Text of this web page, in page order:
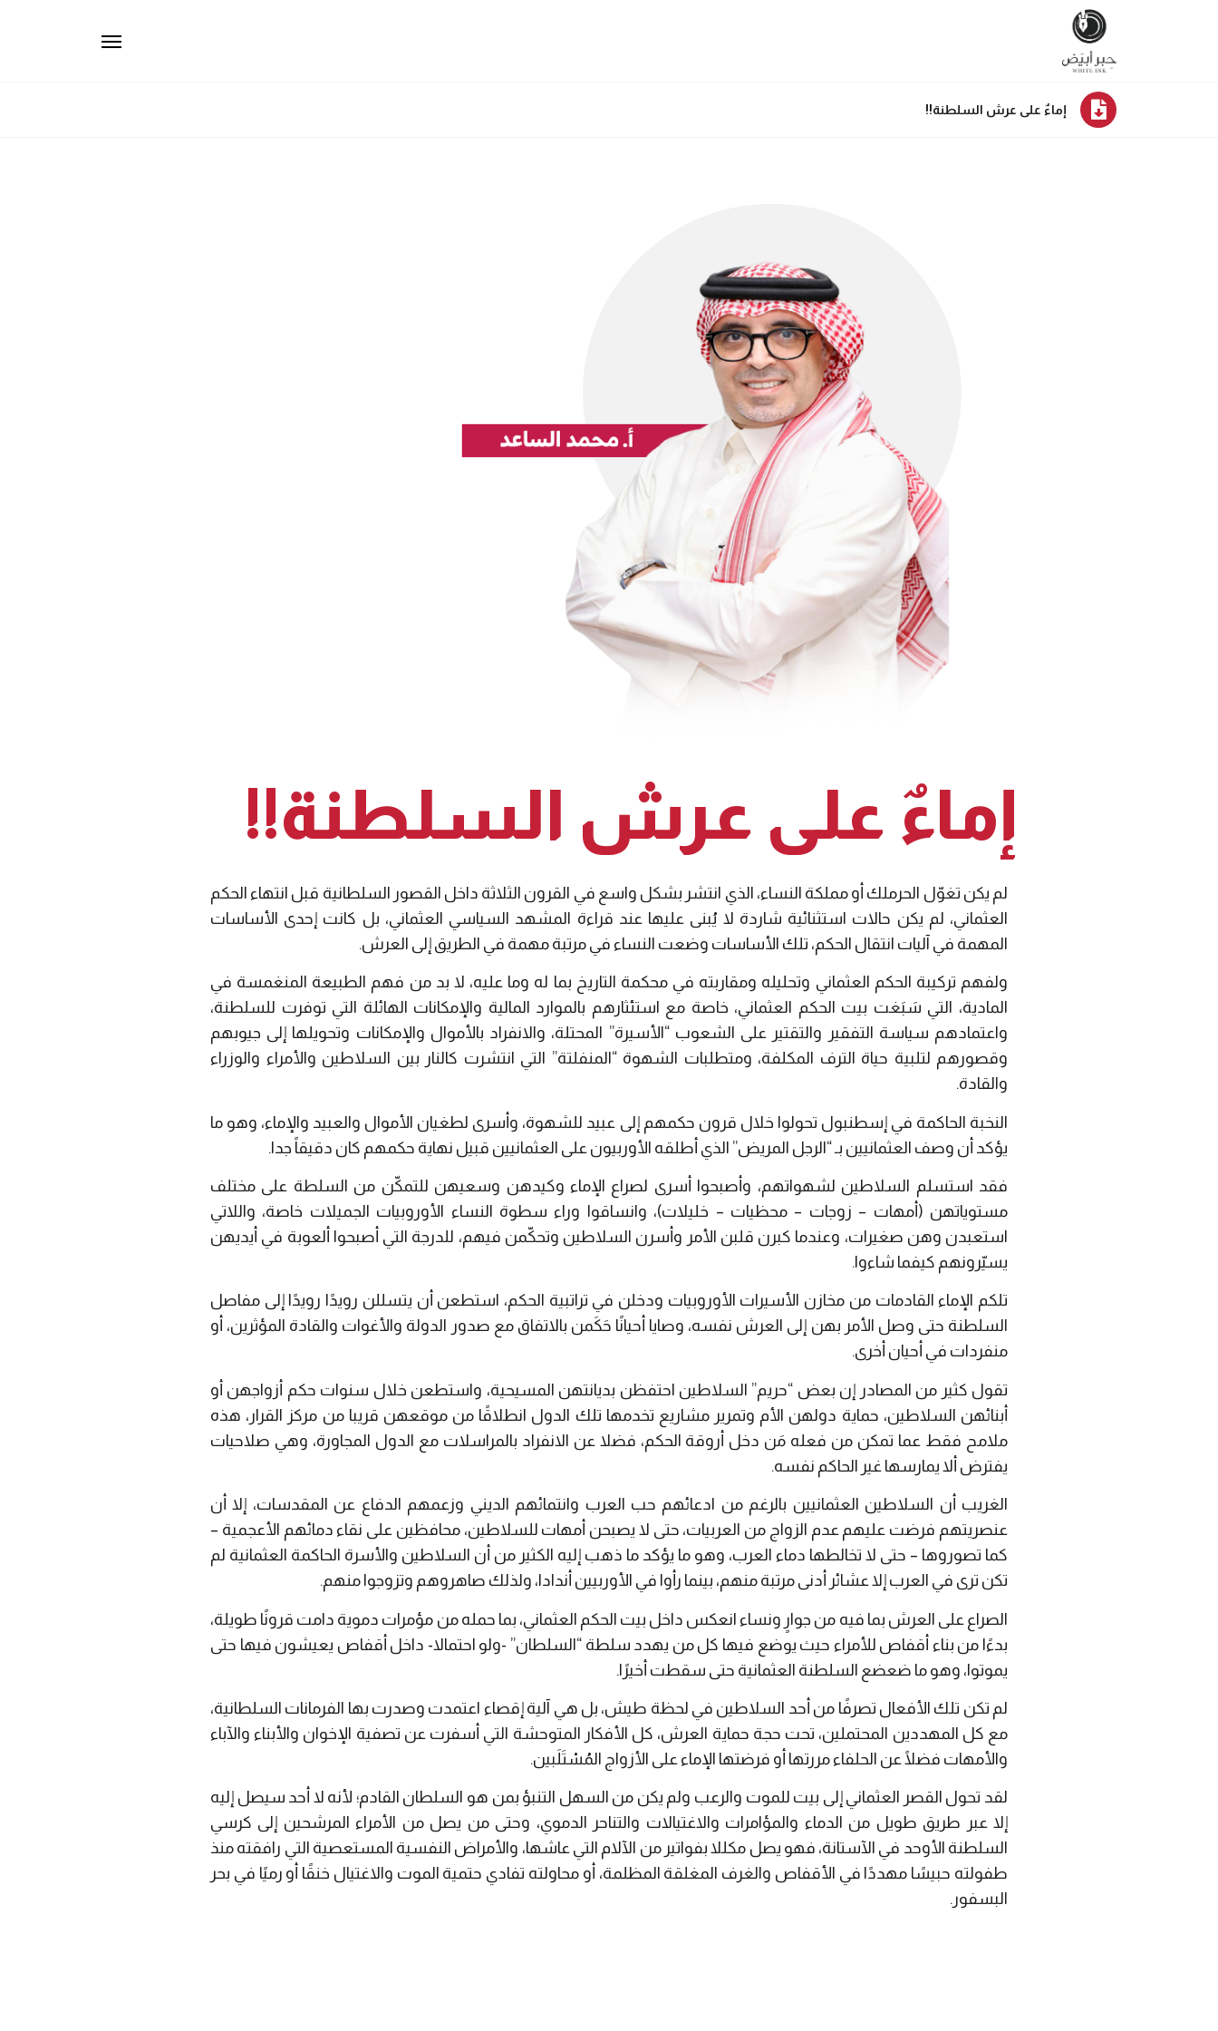
إماءٌ على عرش السلطنة!!
إماءٌ على عرش السلطنة!!
لم يكن تغوّل الحرملك أو مملكة النساء، الذي انتشر بشكل واسع في القرون الثلاثة داخل القصور السلطانية قبل انتهاء الحكم
العثماني، لم يكن حالات استثنائية شاردة لا يُبنى عليها عند قراءة المشهد السياسي العثماني، بل كانت إحدى الأساسات
المهمة في آليات انتقال الحكم، تلك الأساسات وضعت النساء في مرتبة مهمة في الطريق إلى العرش.
ولفهم تركيبة الحكم العثماني وتحليله ومقاربته في محكمة التاريخ بما له وما عليه، لا بد من فهم الطبيعة المنغمسة في
المادية، التي سَبَغت بيت الحكم العثماني، خاصة مع استئثارهم بالموارد المالية والإمكانات الهائلة التي توفرت للسلطنة،
واعتمادهم سياسة التفقير والتقتير على الشعوب “الأسيرة” المحتلة، والانفراد بالأموال والإمكانات وتحويلها إلى جيوبهم
وقصورهم لتلبية حياة الترف المكلفة، ومتطلبات الشهوة “المنفلتة” التي انتشرت كالنار بين السلاطين والأمراء والوزراء
والقادة.
النخبة الحاكمة في إسطنبول تحولوا خلال قرون حكمهم إلى عبيد للشهوة، وأسرى لطغيان الأموال والعبيد والإماء، وهو ما
يؤكد أن وصف العثمانيين بـ “الرجل المريض” الذي أطلقه الأوربيون على العثمانيين قبيل نهاية حكمهم كان دقيقاً جدا.
فقد استسلم السلاطين لشهواتهم، وأصبحوا أسرى لصراع الإماء وكيدهن وسعيهن للتمكّن من السلطة على مختلف
مستوياتهن (أمهات – زوجات – محظيات – خليلات)، وانساقوا وراء سطوة النساء الأوروبيات الجميلات خاصة، واللاتي
استعبدن وهن صغيرات، وعندما كبرن قلبن الأمر وأسرن السلاطين وتحكّمن فيهم، للدرجة التي أصبحوا ألعوبة في أيديهن
يسيّرونهم كيفما شاءوا.
تلكم الإماء القادمات من مخازن الأسيرات الأوروبيات ودخلن في تراتبية الحكم، استطعن أن يتسللن رويدًا رويدًا إلى مفاصل
السلطنة حتى وصل الأمر بهن إلى العرش نفسه، وصايا أحيانًا حَكَمن بالاتفاق مع صدور الدولة والأغوات والقادة المؤثرين، أو
منفردات في أحيان أخرى.
تقول كثير من المصادر إن بعض “حريم” السلاطين احتفظن بديانتهن المسيحية، واستطعن خلال سنوات حكم أزواجهن أو
أبنائهن السلاطين، حماية دولهن الأم وتمرير مشاريع تخدمها تلك الدول انطلاقًا من موقعهن قريبا من مركز القرار، هذه
ملامح فقط عما تمكن من فعله مَن دخل أروقة الحكم، فضلا عن الانفراد بالمراسلات مع الدول المجاورة، وهي صلاحيات
يفترض ألا يمارسها غير الحاكم نفسه.
الغريب أن السلاطين العثمانيين بالرغم من ادعائهم حب العرب وانتمائهم الديني وزعمهم الدفاع عن المقدسات، إلا أن
عنصريتهم فرضت عليهم عدم الزواج من العربيات، حتى لا يصبحن أمهات للسلاطين، محافظين على نقاء دمائهم الأعجمية –
كما تصوروها – حتى لا تخالطها دماء العرب، وهو ما يؤكد ما ذهب إليه الكثير من أن السلاطين والأسرة الحاكمة العثمانية لم
تكن ترى في العرب إلا عشائر أدنى مرتبة منهم، بينما رأوا في الأوربيين أندادا، ولذلك صاهروهم وتزوجوا منهم.
الصراع على العرش بما فيه من جوارٍ ونساء انعكس داخل بيت الحكم العثماني، بما حمله من مؤمرات دموية دامت قرونًا طويلة،
بدءًا من بناء أقفاص للأمراء حيث يوضع فيها كل من يهدد سلطة “السلطان” -ولو احتمالا- داخل أقفاص يعيشون فيها حتى
يموتوا، وهو ما ضعضع السلطنة العثمانية حتى سقطت أخيرًا.
لم تكن تلك الأفعال تصرفًا من أحد السلاطين في لحظة طيش، بل هي آلية إقصاء اعتمدت وصدرت بها الفرمانات السلطانية،
مع كل المهددين المحتملين، تحت حجة حماية العرش، كل الأفكار المتوحشة التي أسفرت عن تصفية الإخوان والأبناء والآباء
والأمهات فضلًا عن الحلفاء مررتها أو فرضتها الإماء على الأزواج المُسْتَلَبين.
لقد تحول القصر العثماني إلى بيت للموت والرعب ولم يكن من السهل التنبؤ بمن هو السلطان القادم؛ لأنه لا أحد سيصل إليه
إلا عبر طريق طويل من الدماء والمؤامرات والاغتيالات والتناحر الدموي، وحتى من يصل من الأمراء المرشحين إلى كرسي
السلطنة الأوحد في الآستانة، فهو يصل مكللا بفواتير من الآلام التي عاشها، والأمراض النفسية المستعصية التي رافقته منذ
طفولته حبيسًا مهددًا في الأقفاص والغرف المغلقة المظلمة، أو محاولته تفادي حتمية الموت والاغتيال خنقًا أو رميًا في بحر
البسفور.